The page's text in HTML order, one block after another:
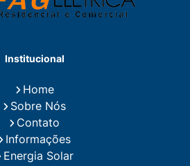
Elétricas
Eletrica
de Serviços Eletricos
Eletrica Residencial
Solar Residencial Preço
Solar
Solar
Fotovoltaico
Elétrica
Comercial
Institucional
Home
Sobre Nós
Contato
Informações
Energia Solar